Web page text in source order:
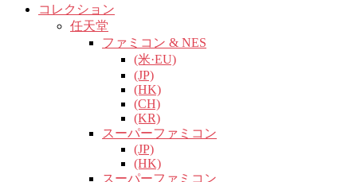
コレクション
任天堂
ファミコン & NES
(米·EU)
(JP)
(HK)
(CH)
(KR)
スーパーファミコン
(JP)
(HK)
スーパーファミコン